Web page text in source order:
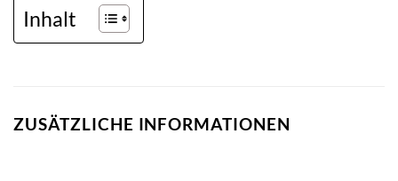
Inhalt
ZUSÄTZLICHE INFORMATIONEN